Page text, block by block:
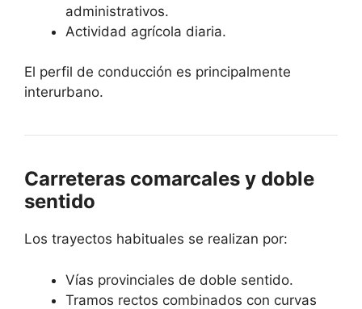
administrativos.
Actividad agrícola diaria.
El perfil de conducción es principalmente
interurbano.
Carreteras comarcales y doble
sentido
Los trayectos habituales se realizan por:
Vías provinciales de doble sentido.
Tramos rectos combinados con curvas